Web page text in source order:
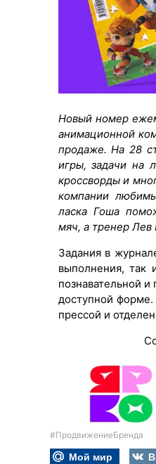
Новый номер
анимационной
продаже. На 28
игры, задачи на
кроссворды и
компании
ласка Гоша
мяч, а тренер Лев
Задания в
выполнения, так
познавательной
доступной
прессой и
#ПродвижениеБренда
Мой мир